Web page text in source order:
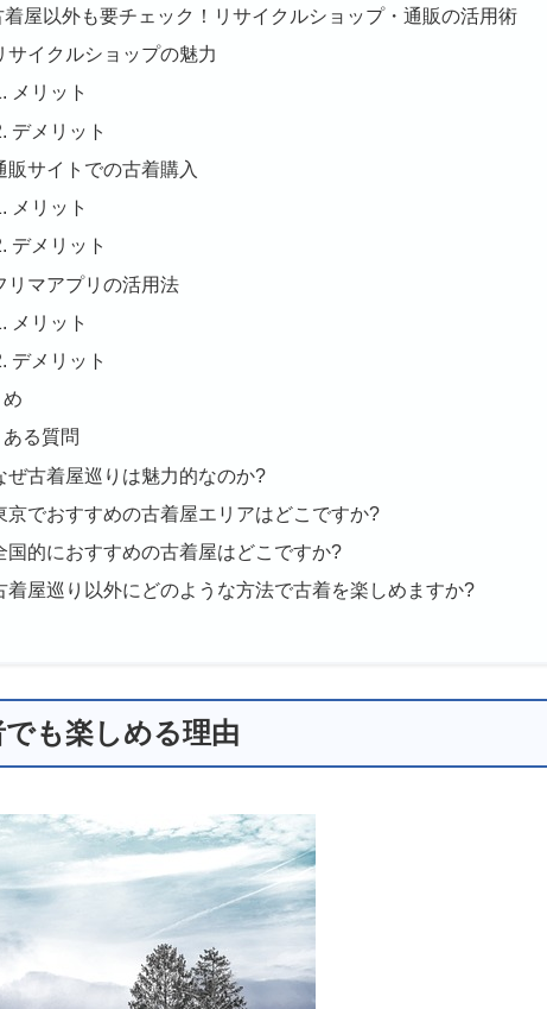
着屋以外も要チェック！リサイクルショップ・通販の活用術
サイクルショップの魅力
メリット
デメリット
販サイトでの古着購入
メリット
デメリット
リマアプリの活用法
メリット
デメリット
る質問
ぜ古着屋巡りは魅力的なのか?
京でおすすめの古着屋エリアはどこですか?
国的におすすめの古着屋はどこですか?
着屋巡り以外にどのような方法で古着を楽しめますか?
も楽しめる理由